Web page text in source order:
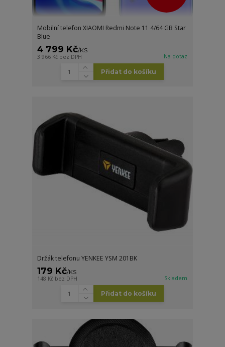
Mobilní telefon XIAOMI Redmi Note 11 4/64 GB Star
Blue
4 799 Kč/KS
3 966 Kč bez DPH Na dotaz
Přidat do košíku
Držák telefonu YENKEE YSM 201BK
179 Kč/KS
148 Kč bez DPH Skladem
Přidat do košíku